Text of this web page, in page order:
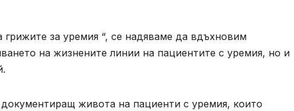
за уремия “, се надяваме да вдъхновим
на жизнените линии на пациентите с уремия, но и
живота на пациенти с уремия, които